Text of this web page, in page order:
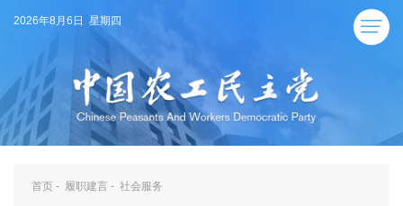
2026年8月6日 星期四
首页 - 履职建言 - 社会服务